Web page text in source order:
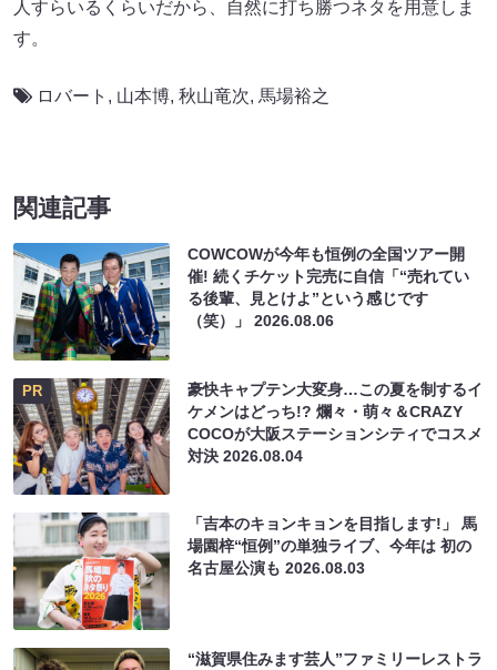
人すらいるくらいだから、自然に打ち勝つネタを用意しま
す。
ロバート , 山本博, 秋山竜次, 馬場裕之
関連記事
COWCOWが今年も恒例の全国ツアー開
催! 続くチケット完売に自信「“売れてい
る後輩、見とけよ”という感じです
（笑）」2026.08.06
PR
豪快キャプテン大変身…この夏を制するイ
ケメンはどっち!? 爛々・萌々＆CRAZY
COCOが大阪ステーションシティでコスメ
対決2026.08.04
「吉本のキョンキョンを目指します!」 馬
場園梓“恒例”の単独ライブ、今年は 初の
名古屋公演も2026.08.03
“滋賀県住みます芸人”ファミリーレストラ